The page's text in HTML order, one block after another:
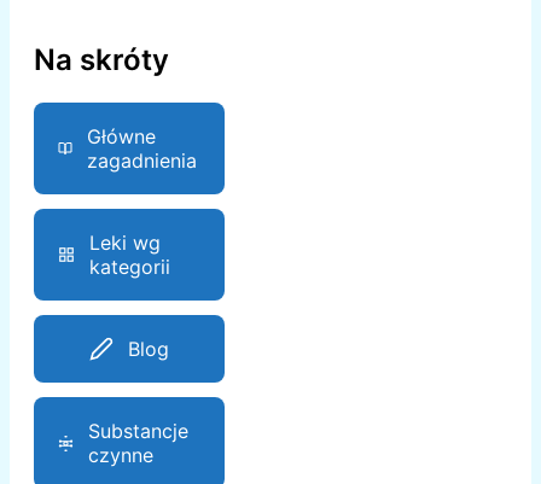
Na skróty
Główne
zagadnienia
Leki wg
kategorii
Blog
Substancje
czynne